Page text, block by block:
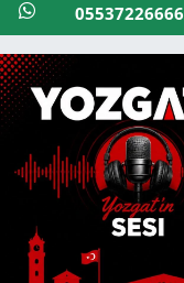
05537226666